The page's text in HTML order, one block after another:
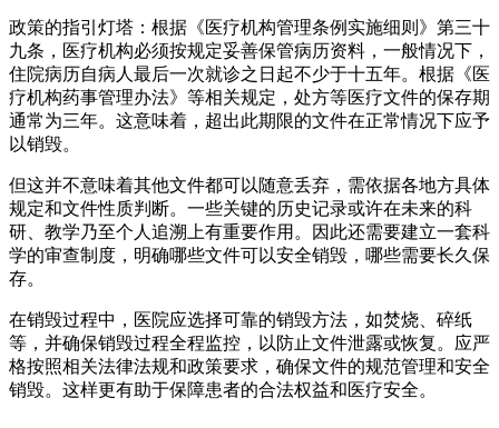
政策的指引灯塔：根据《医疗机构管理条例实施细则》第三十
九条，医疗机构必须按规定妥善保管病历资料，一般情况下，
住院病历自病人最后一次就诊之日起不少于十五年。根据《医
疗机构药事管理办法》等相关规定，处方等医疗文件的保存期
通常为三年。这意味着，超出此期限的文件在正常情况下应予
以销毁。
但这并不意味着其他文件都可以随意丢弃，需依据各地方具体
规定和文件性质判断。一些关键的历史记录或许在未来的科
研、教学乃至个人追溯上有重要作用。因此还需要建立一套科
学的审查制度，明确哪些文件可以安全销毁，哪些需要长久保
存。
在销毁过程中，医院应选择可靠的销毁方法，如焚烧、碎纸
等，并确保销毁过程全程监控，以防止文件泄露或恢复。应严
格按照相关法律法规和政策要求，确保文件的规范管理和安全
销毁。这样更有助于保障患者的合法权益和医疗安全。